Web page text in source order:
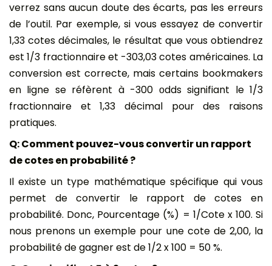
verrez sans aucun doute des écarts, pas les erreurs
de l’outil. Par exemple, si vous essayez de convertir
1,33 cotes décimales, le résultat que vous obtiendrez
est 1/3 fractionnaire et -303,03 cotes américaines. La
conversion est correcte, mais certains bookmakers
en ligne se réfèrent à -300 οdds signifiant le 1/3
fractionnaire et 1,33 décimal pour des raisons
pratiques.
Q: Comment pouvez-vous convertir un rapport
de cotes en probabilité ?
Il existe un type mathématique spécifique qui vous
permet de convertir le rapport de cotes en
probabilité. Donc, Pourcentage (%) = 1/Cote x 100. Si
nous prenons un exemple pour une cote de 2,00, la
probabilité de gagner est de 1/2 x 100 = 50 %.